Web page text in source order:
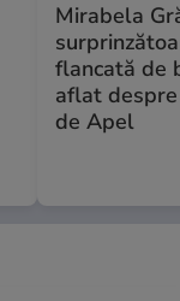
Mirabela
flancată de
aflat
de Apel